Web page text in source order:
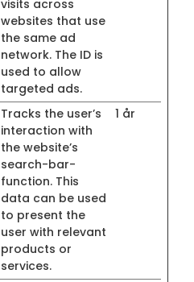
visits across
websites that use
the same ad
network. The ID is
used to allow
targeted ads.
Tracks the user’s
interaction with
the website’s
search-bar-
function. This
data can be used
to present the
user with relevant
products or
services.
1 år